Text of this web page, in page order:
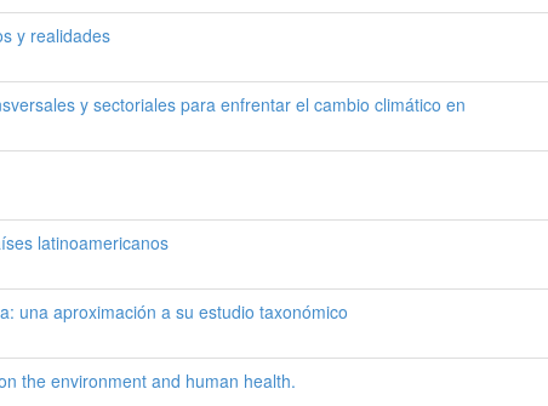
y realidades
y sectoriales para enfrentar el cambio climático en
latinoamericanos
una aproximación a su estudio taxonómico
the environment and human health.